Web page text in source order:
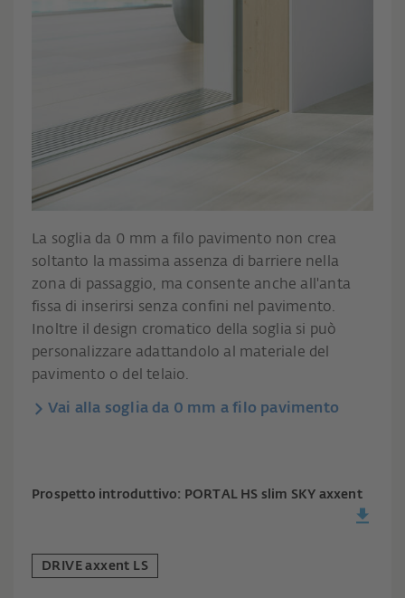
La soglia da 0 mm a filo pavimento non crea
soltanto la massima assenza di barriere nella
zona di passaggio, ma consente anche all'anta
fissa di inserirsi senza confini nel pavimento.
Inoltre il design cromatico della soglia si può
personalizzare adattandolo al materiale del
pavimento o del telaio.
Vai alla soglia da 0 mm a filo pavimento
Prospetto introduttivo: PORTAL HS slim SKY axxent
DRIVE axxent LS